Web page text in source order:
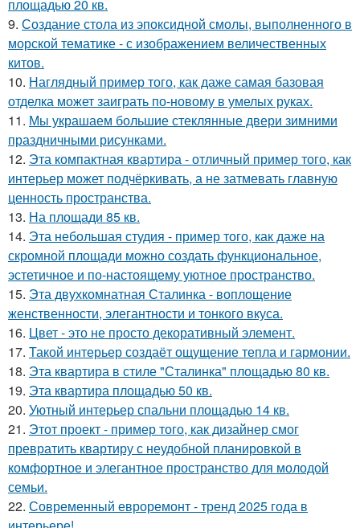
площадью 20 кв.
9. Создание стола из эпоксидной смолы, выполненного в
морской тематике - с изображением величественных
китов.
10. Наглядный пример того, как даже самая базовая
отделка может заиграть по-новому в умелых руках.
11. Мы украшаем большие стеклянные двери зимними
праздничными рисунками.
12. Эта компактная квартира - отличный пример того, как
интерьер может подчёркивать, а не затмевать главную
ценность пространства.
13. На площади 85 кв.
14. Эта небольшая студия - пример того, как даже на
скромной площади можно создать функциональное,
эстетичное и по-настоящему уютное пространство.
15. Эта двухкомнатная Сталинка - воплощение
женственности, элегантности и тонкого вкуса.
16. Цвет - это не просто декоративный элемент.
17. Такой интерьер создаёт ощущение тепла и гармонии.
18. Эта квартира в стиле "Сталинка" площадью 80 кв.
19. Эта квартира площадью 50 кв.
20. Уютный интерьер спальни площадью 14 кв.
21. Этот проект - пример того, как дизайнер смог
превратить квартиру с неудобной планировкой в
комфортное и элегантное пространство для молодой
семьи.
22. Современный евроремонт - тренд 2025 года в